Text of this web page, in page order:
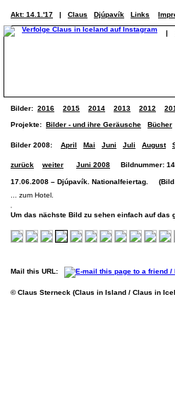
Akt: 14.1.'17 | Claus Djúpavík Links
|
Bilder: 2016 2015 2014 2013 2012
Projekte: Bilder - und ihre Geräusche Bücher
Bilder 2008: April Mai Juni Juli August
zurück weiter Juni 2008 Bildnummer:
17.06.2008 – Djúpavík. Nationalfeiertag. (Bild
... zum Hotel.
Um das nächste Bild zu sehen einfach auf das
Mail this URL:
© Claus Sterneck (Claus in Island / Claus in